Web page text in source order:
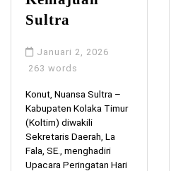
Sultra
Januari 2, 2026
263 words
Konut, Nuansa Sultra –
Kabupaten Kolaka Timur
(Koltim) diwakili
Sekretaris Daerah, La
Fala, SE., menghadiri
Upacara Peringatan Hari